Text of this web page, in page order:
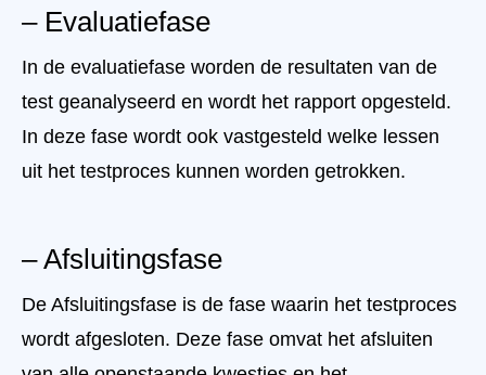
– Evaluatiefase
In de evaluatiefase worden de resultaten van de
test geanalyseerd en wordt het rapport opgesteld.
In deze fase wordt ook vastgesteld welke lessen
uit het testproces kunnen worden getrokken.
– Afsluitingsfase
De Afsluitingsfase is de fase waarin het testproces
wordt afgesloten. Deze fase omvat het afsluiten